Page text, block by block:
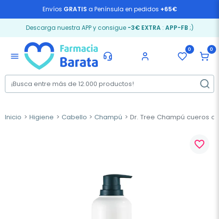
Envíos GRATIS a Península en pedidos +65€
Descarga nuestra APP y consigue -3€ EXTRA: APP-FB ;)
menu
0 0
Inicio Higiene Cabello Champú Dr. Tree Champú cueros
favorite_border